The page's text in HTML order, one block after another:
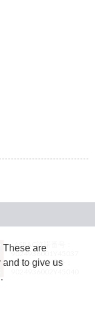
JASRAC許諾番号：
9024936001Y45037
JASRAC許諾番号：
These are
and to give us